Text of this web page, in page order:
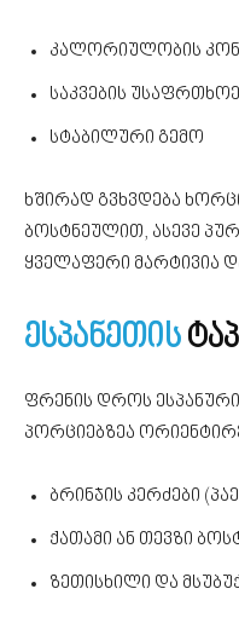
კალორიულობის
საკვების
სტაბილური გემო
ხშირად გვხვდება
ბოსტნეულით, ასევე
ყველაფერი მარტივია
ესპანეთის
ფრენის დროს
პორციებზეა
ბრინჯის კერძები
ქათამი ან თევზი
ზეთისხილი და